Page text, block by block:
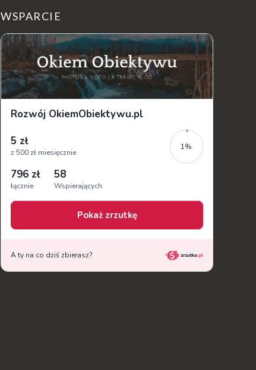
WSPARCIE